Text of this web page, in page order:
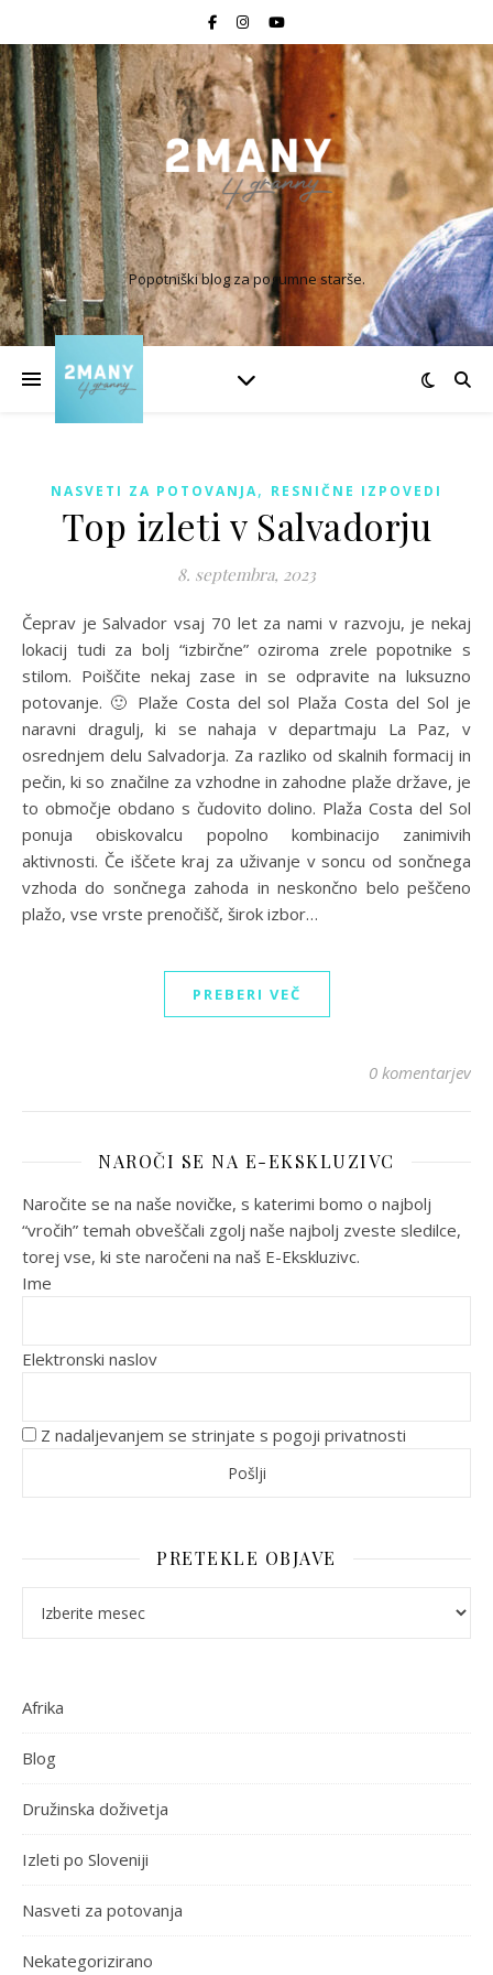
Popotniški blog za pogumne starše.
NASVETI ZA POTOVANJA, RESNIČNE IZPOVEDI
Top izleti v Salvadorju
8. septembra, 2023
Čeprav je Salvador vsaj 70 let za nami v razvoju, je nekaj
lokacij tudi za bolj “izbirčne” oziroma zrele popotnike s
stilom. Poiščite nekaj zase in se odpravite na luksuzno
potovanje. 🙂 Plaže Costa del sol Plaža Costa del Sol je
naravni dragulj, ki se nahaja v departmaju La Paz, v
osrednjem delu Salvadorja. Za razliko od skalnih formacij in
pečin, ki so značilne za vzhodne in zahodne plaže države, je
to območje obdano s čudovito dolino. Plaža Costa del Sol
ponuja obiskovalcu popolno kombinacijo zanimivih
aktivnosti. Če iščete kraj za uživanje v soncu od sončnega
vzhoda do sončnega zahoda in neskončno belo peščeno
plažo, vse vrste prenočišč, širok izbor…
PREBERI VEČ
0 komentarjev
NAROČI SE NA E-EKSKLUZIVC
Naročite se na naše novičke, s katerimi bomo o najbolj
“vročih” temah obveščali zgolj naše najbolj zveste sledilce,
torej vse, ki ste naročeni na naš E-Ekskluzivc.
Ime
Elektronski naslov
Z nadaljevanjem se strinjate s pogoji privatnosti
PRETEKLE OBJAVE
Afrika
Blog
Družinska doživetja
Izleti po Sloveniji
Nasveti za potovanja
Nekategorizirano